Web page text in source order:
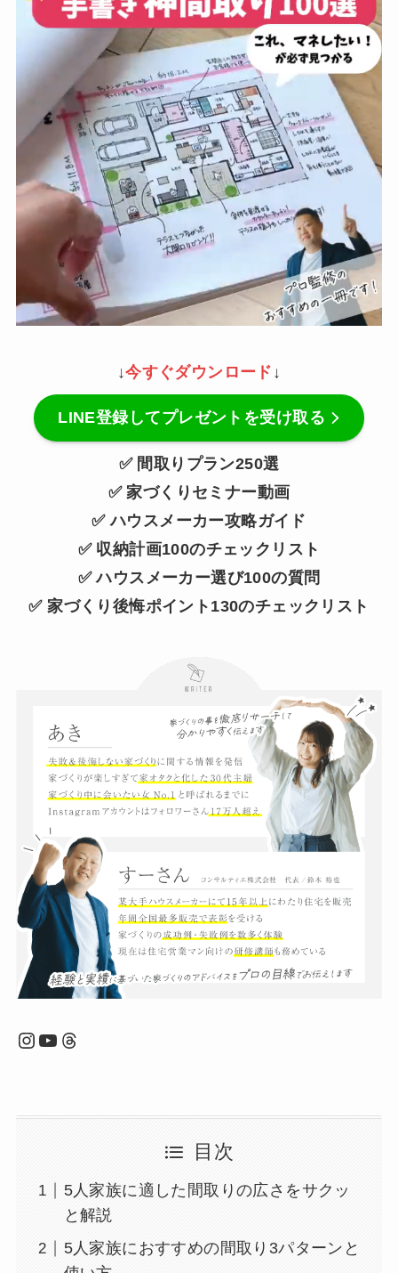
↓今すぐダウンロード ↓
LINE登録してプレゼントを受け取る
✅ 間取りプラン250選
✅ 家づくりセミナー動画
✅ ハウスメーカー攻略ガイド
✅ 収納計画100のチェックリスト
✅ ハウスメーカー選び100の質問
✅ 家づくり後悔ポイント130のチェックリスト
Instagram
YouTube
Threads
目次
5人家族に適した間取りの広さをサクッ
と解説
5人家族におすすめの間取り3パターンと